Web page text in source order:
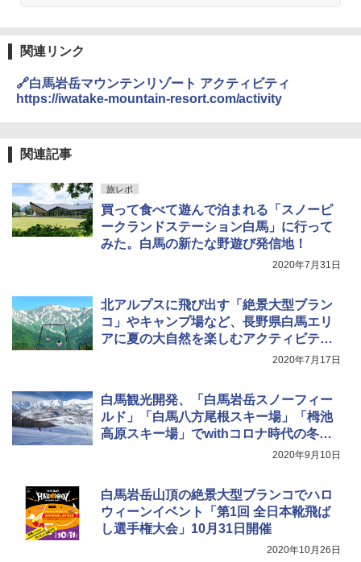
A26 地球の歩き方 チェコ ポーランド スロヴ
新しい日本地理 地図・統計・移動から読み
解く (講談社現代新書)
￥1,540
500002(88859)
ーティング フルクローズ メッシュ 3-4人用
簡単設置 ポップアップテント エクルベージ
ュ(BC仕様) PATC-150B(EB)
￥9,990
広げるだけ パッとサッとテント キューブワ
イド ブラックコーティング フルクローズ メ
ッシュ 4人用 簡単設置 ポップアップテント P
ATCW-150B エクルベージュ
-08EX カーキ ソロキャンプ ポリエステル フ
レーム ドーム型 テント
ラソル ガーデン サイトシート付 折りたたみ
防水 UVカット 4段階高さ調整 軽量 収納袋付
き
￥6,459
USB充電式 高精度 超長距離照射 長時間使用
可能 安全ロック付き 高安全性 金属製耐久 コ
ンパクト多機能設計 持ち運び便利 アウトド
ア/オフィス/教育現場/展示会用 緑
関連リンク
🔗白馬岩岳マウンテンリゾート アクティビティ
https://iwatake-mountain-resort.com/activity
関連記事
旅レポ
買って食べて遊んで泊まれる「スノーピ
ークランドステーション白馬」に行って
みた。白馬の新たな野遊び発信地！
2020年7月31日
北アルプスに飛び出す「絶景大型ブラン
コ」やキャンプ場など、長野県白馬エリ
アに夏の大自然を楽しむアクティビティ
2020年7月17日
白馬観光開発、「白馬岩岳スノーフィー
ルド」「白馬八方尾根スキー場」「栂池
高原スキー場」でwithコロナ時代の冬季
営業方針を決定。特典付き早期シーズン
2020年9月10日
白馬岩岳山頂の絶景大型ブランコでハロ
ウィーンイベント「第1回 全日本靴飛ば
し選手権大会」10月31日開催
2020年10月26日